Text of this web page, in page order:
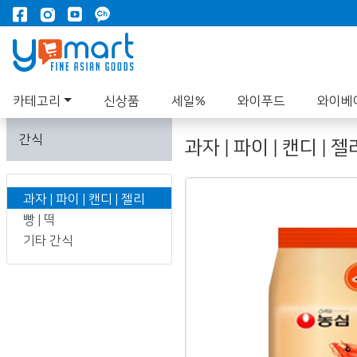
카테고리 신상품 세일% 와이푸드 와이베
간식
과자 | 파이 | 캔디 | 젤리
빵 | 떡
기타 간식
과자 | 파이 | 캔디 | 젤